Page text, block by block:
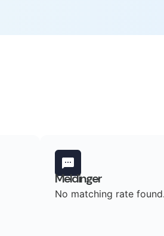
Meldinger
No matching rate found.